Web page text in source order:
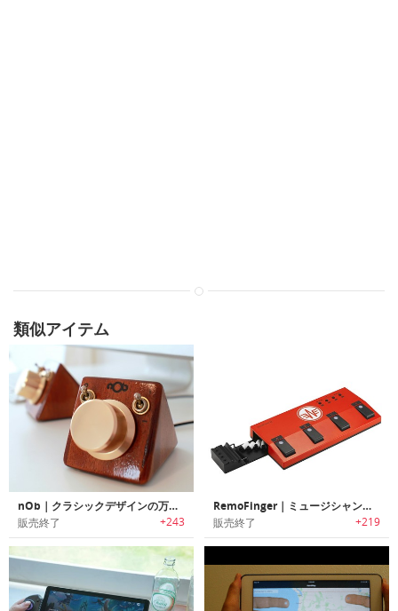
類似アイテム
nOb｜クラシックデザインの万能コントローラー「ノブ」
販売終了 +243
RemoFinger｜ミュージシャン向けのiPadワイヤレス・フットコントローラー「リモフィンガー」
販売終了 +219